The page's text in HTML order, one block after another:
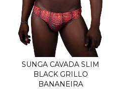
SUNGA CAVADA SLIM
BLACK GRILLO
BANANEIRA